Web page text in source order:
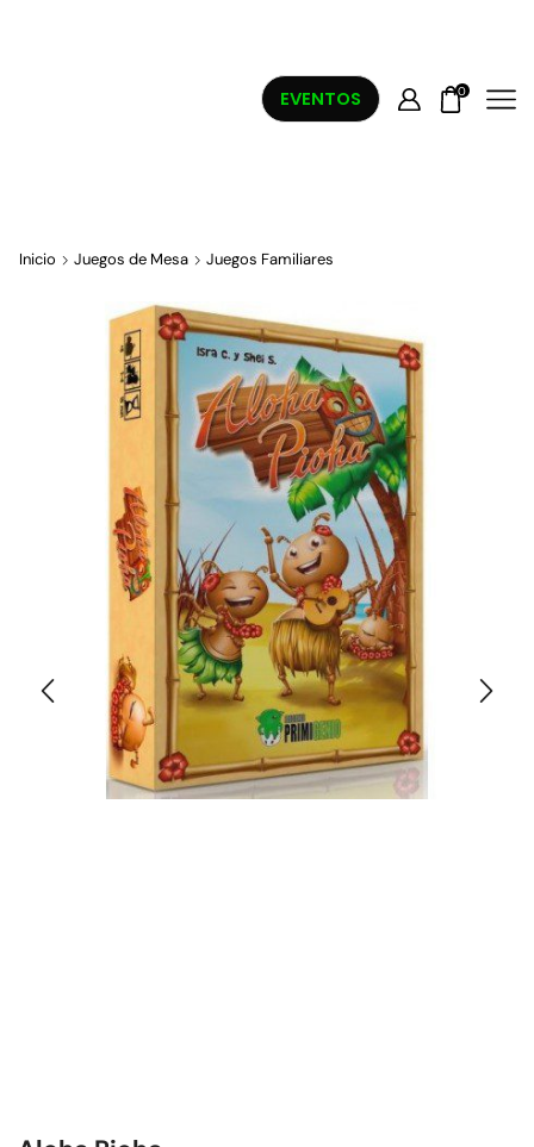
EVENTOS 0
Inicio Juegos de Mesa Juegos Familiares